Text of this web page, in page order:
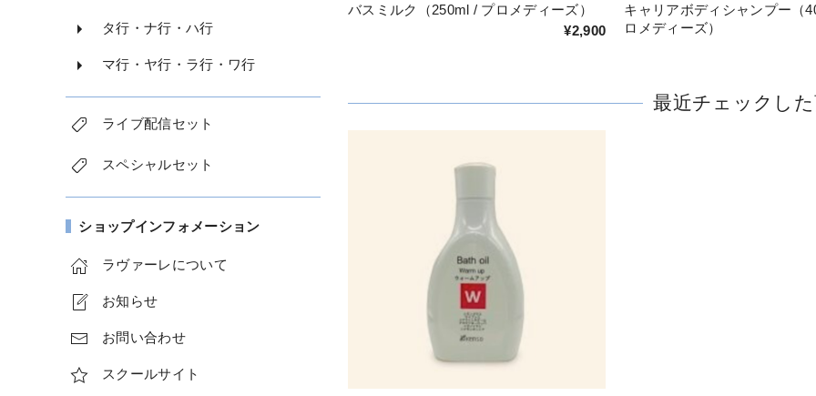
タ行・ナ行・ハ行
マ行・ヤ行・ラ行・ワ行
ライブ配信セット
スペシャルセット
ショップインフォメーション
ラヴァーレについて
お知らせ
お問い合わせ
スクールサイト
バスミルク（250ml / プロメディーズ）
¥2,900
キャリアボディシャンプー（
ロメディーズ）
最近チェックし